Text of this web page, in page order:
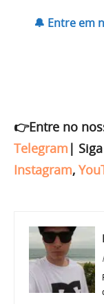
🔔 Entre em
👉Entre no
Telegram |
Instagram,